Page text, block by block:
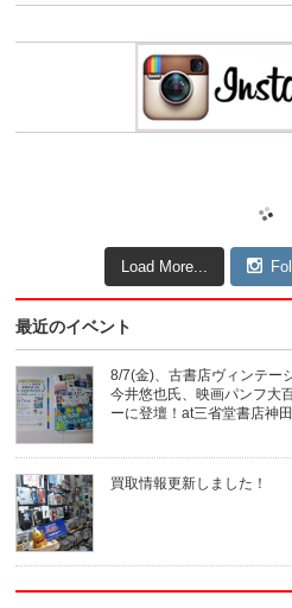
Load More...
最近のイベント
8/7(金)、古書店ヴィンテー
今井悠也氏、映画パンフ大
ーに登壇！at三省堂書店神
買取情報更新しました！